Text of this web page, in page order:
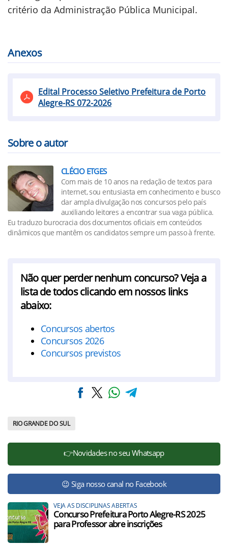
critério da Administração Pública Municipal.
Anexos
Edital Processo Seletivo Prefeitura de Porto
Alegre-RS 072-2026
Sobre o autor
CLÉCIO ETGES
Com mais de 10 anos na redação de textos para
internet, sou entusiasta em conhecimento e busco
dar ampla divulgação nos concursos pelo país
auxiliando leitores a encontrar sua vaga pública.
Eu traduzo burocracia dos documentos oficiais em conteúdos
dinâmicos que mantêm os candidatos sempre um passo à frente.
Não quer perder nenhum concurso? Veja a
lista de todos clicando em nossos links
abaixo:
Concursos abertos
Concursos 2026
Concursos previstos
RIO GRANDE DO SUL
👉Novidades no seu Whatsapp
😉 Siga nosso canal no Facebook
VEJA AS DISCIPLINAS ABERTAS
Concurso Prefeitura Porto Alegre-RS 2025
para Professor abre inscrições